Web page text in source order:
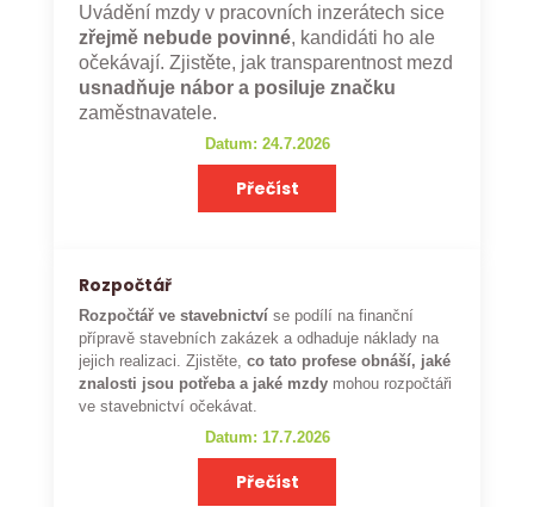
Uvádění mzdy v pracovních inzerátech sice
zřejmě nebude povinné, kandidáti ho ale
očekávají. Zjistěte, jak transparentnost mezd
usnadňuje nábor a posiluje značku
zaměstnavatele.
Datum: 24.7.2026
Přečíst
Rozpočtář
Rozpočtář ve stavebnictví se podílí na finanční
přípravě stavebních zakázek a odhaduje náklady na
jejich realizaci. Zjistěte,co tato profese obnáší, jaké
znalosti jsou potřeba a jaké mzdy mohou rozpočtáři
ve stavebnictví očekávat.
Datum: 17.7.2026
Přečíst